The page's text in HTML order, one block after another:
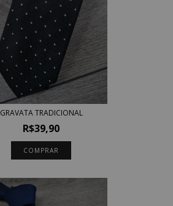
GRAVATA TRADICIONAL
R$39,90